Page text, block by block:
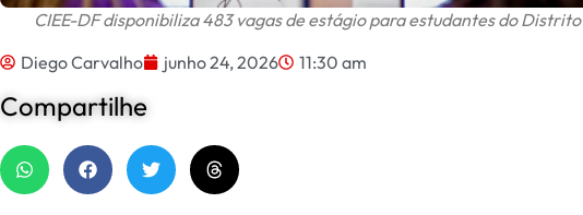
CIEE-DF disponibiliza 483 vagas de estágio para estudantes do
Diego Carvalho
junho 24, 2026 11:30 am
Compartilhe